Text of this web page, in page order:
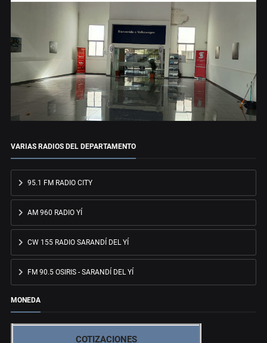
VARIAS RADIOS DEL DEPARTAMENTO
95.1 FM RADIO CITY
AM 960 RADIO YÍ
CW 155 RADIO SARANDÍ DEL YÍ
FM 90.5 OSIRIS - SARANDÍ DEL YÍ
MONEDA
COTIZACIONES